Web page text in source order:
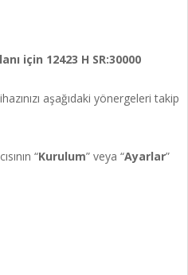
için 12423 H SR:30000
aşağıdaki yönergeleri takip
“Kurulum” veya “Ayarlar”